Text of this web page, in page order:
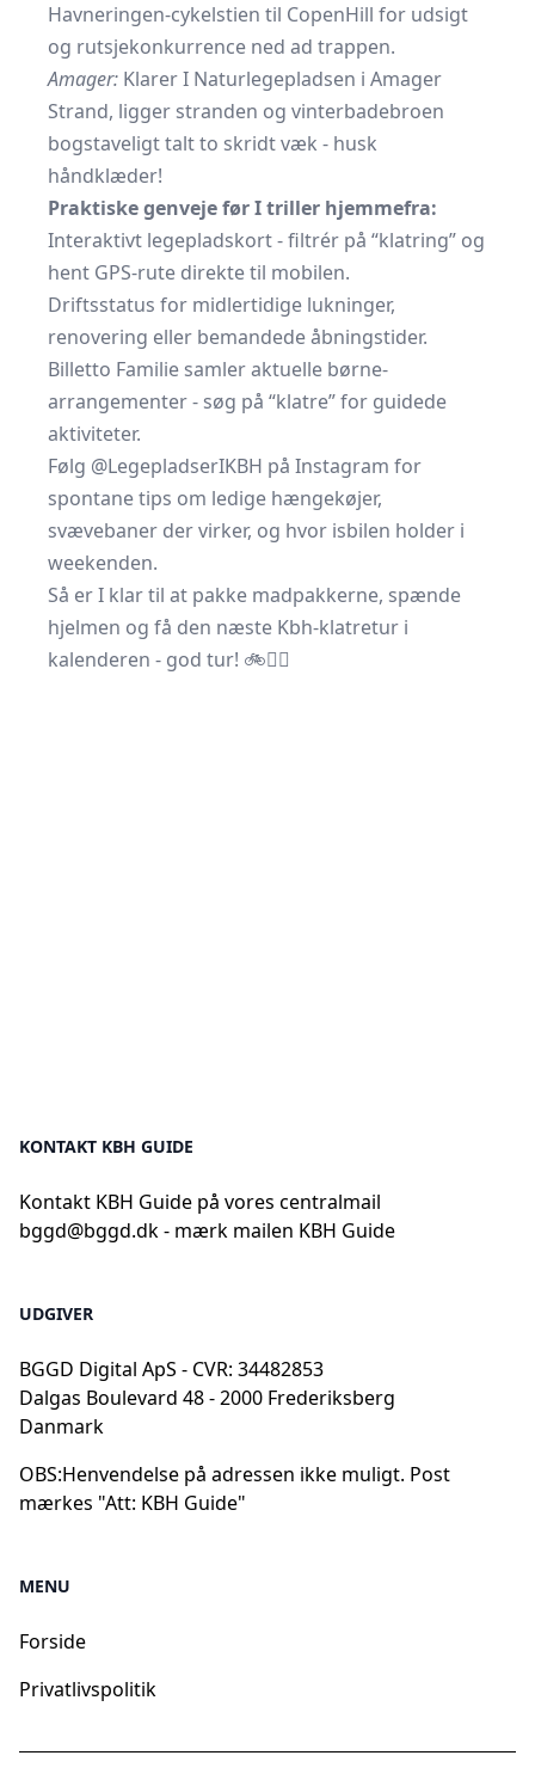
Havneringen-cykelstien til CopenHill for udsigt
og rutsjekonkurrence ned ad trappen.
Amager: Klarer I Naturlegepladsen i Amager
Strand, ligger stranden og vinterbadebroen
bogstaveligt talt to skridt væk - husk
håndklæder!
Praktiske genveje før I triller hjemmefra:
Interaktivt legepladskort- filtrér på “klatring” og
hent GPS-rute direkte til mobilen.
Driftsstatus for midlertidige lukninger,
renovering eller bemandede åbningstider.
Billetto Familie samler aktuelle børne­
arrangementer - søg på “klatre” for guidede
aktiviteter.
Følg @LegepladserIKBH på Instagram for
spontane tips om ledige hængekøjer,
svævebaner der virker, og hvor isbilen holder i
weekenden.
Så er I klar til at pakke madpakkerne, spænde
hjelmen og få den næste Kbh-klatretur i
kalenderen - god tur! 🚲🧗‍♀️
KONTAKT KBH GUIDE
Kontakt KBH Guide på vores centralmail
bggd@bggd.dk- mærk mailen KBH Guide
UDGIVER
BGGD Digital ApS - CVR: 34482853
Dalgas Boulevard 48 - 2000 Frederiksberg
Danmark
OBS:Henvendelse på adressen ikke muligt. Post
mærkes "Att: KBH Guide"
MENU
Forside
Privatlivspolitik